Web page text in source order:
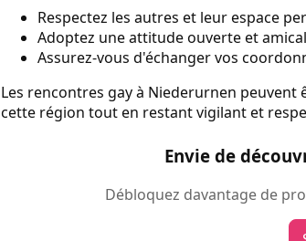
Respectez les autres et leur espace
Adoptez une attitude ouverte et
Assurez-vous d'échanger vos
Les rencontres gay à Niederurnen
cette région tout en restant vigilant et
Envie de
Débloquez davantage de